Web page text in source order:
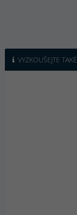
VYZKOUŠEJTE TAKÉ